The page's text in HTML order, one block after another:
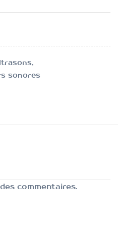
sonores
commentaires.